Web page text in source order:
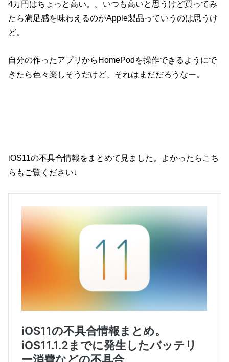
4万円はちょっと高い。。いつも高いと思うけど買ってみ
たら満足感を味わえるのがApple製品っていうのは思うけ
ど。
自分の作ったアプリからHomePodを操作できるようにで
きたら色々楽しそうだけど、それはまだだろうなー。
iOS11の不具合情報をまとめて見ました。よかったらこち
らもご覧ください↓